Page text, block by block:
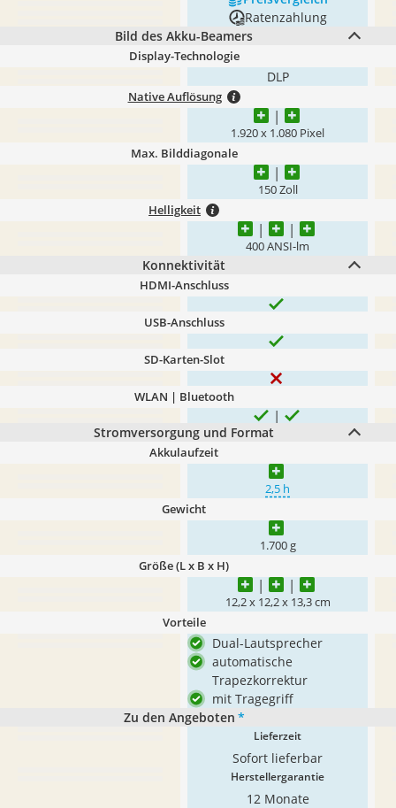
Ratenzahlung
Bild des Akku-Beamers
Display-Technologie
DLP
Native Auflösung
1.920 x 1.080 Pixel
Max. Bilddiagonale
150 Zoll
Helligkeit
400 ANSI-lm
Konnektivität
HDMI-Anschluss
USB-Anschluss
SD-Karten-Slot
WLAN | Bluetooth
Stromversorgung und Format
Akkulaufzeit
2,5 h
Gewicht
1.700 g
Größe (L x B x H)
12,2 x 12,2 x 13,3 cm
Vorteile
Dual-Lautsprecher
automatische
Trapezkorrektur
mit Tragegriff
Zu den Angeboten *
Lieferzeit
Sofort lieferbar
Herstellergarantie
12 Monate